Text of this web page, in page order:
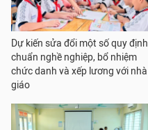
Dự kiến sửa đổi một số quy định
chuẩn nghề nghiệp, bổ nhiệm
chức danh và xếp lương với nhà
giáo